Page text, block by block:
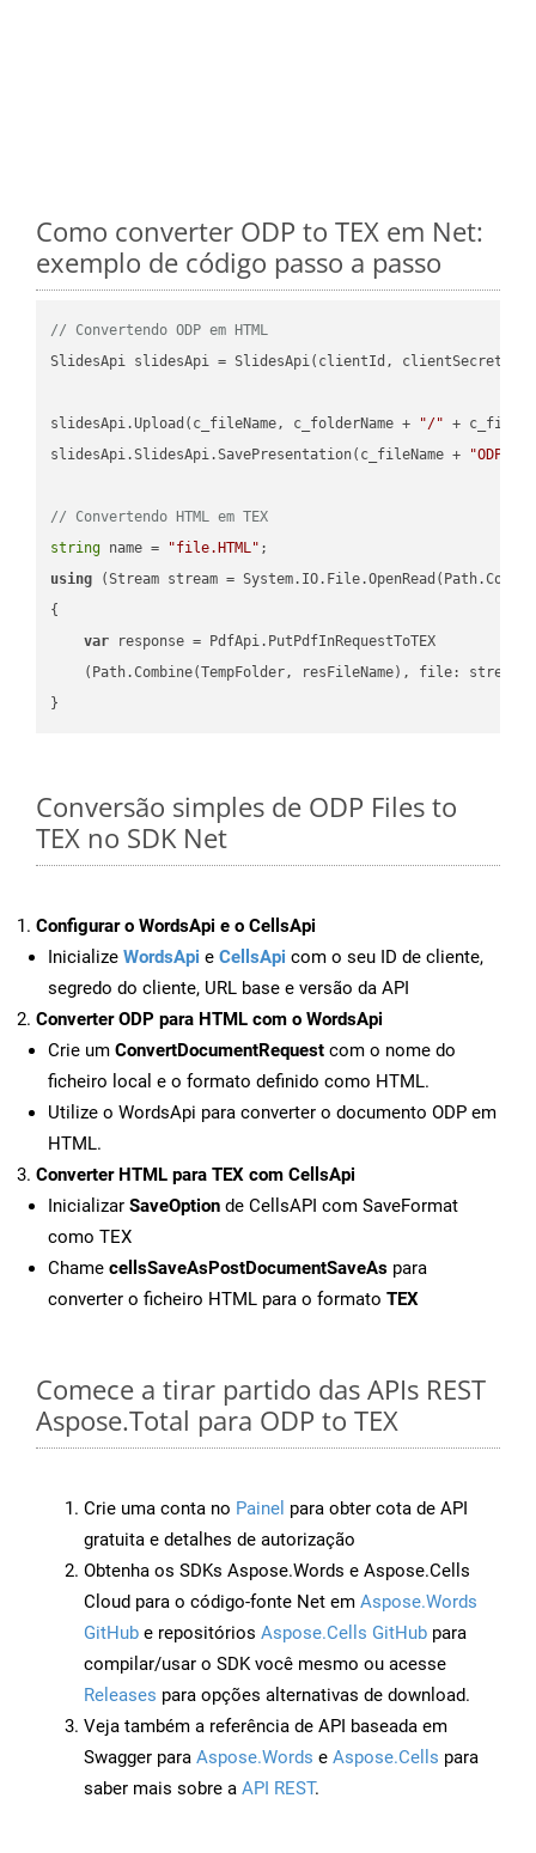
Como converter ODP to TEX em Net:
exemplo de código passo a passo
// Convertendo ODP em HTML
SlidesApi slidesApi = SlidesApi(clientId, clientSecret);
slidesApi.Upload(c_fileName, c_folderName + "/" +
slidesApi.SlidesApi.SavePresentation(c_fileName +
"ODP"
// Convertendo HTML em TEX
string name = "file.HTML"
using (Stream stream =
{
var response = PdfApi.PutPdfInRequestToTEX
    (Path.Combine(TempFolder, resFileName), file: stream);
Conversão simples de ODP Files to
TEX no SDK Net
Configurar o WordsApi e o CellsApi
Inicialize WordsApi e CellsApi com o seu ID de cliente,
segredo do cliente, URL base e versão da API
Converter ODP para HTML com o WordsApi
Crie um ConvertDocumentRequest com o nome do
ficheiro local e o formato definido como HTML.
Utilize o WordsApi para converter o documento ODP em
HTML.
Converter HTML para TEX com CellsApi
Inicializar SaveOption de CellsAPI com SaveFormat
como TEX
Chame cellsSaveAsPostDocumentSaveAs para
converter o ficheiro HTML para o formato TEX
Comece a tirar partido das APIs REST
Aspose.Total para ODP to TEX
Crie uma conta no Painel para obter cota de API
gratuita e detalhes de autorização
Obtenha os SDKs Aspose.Words e Aspose.Cells
Cloud para o código-fonte Net em Aspose.Words
GitHub e repositórios Aspose.Cells GitHub para
compilar/usar o SDK você mesmo ou acesse
Releases para opções alternativas de download.
Veja também a referência de API baseada em
Swagger para Aspose.Words e Aspose.Cells para
saber mais sobre a API REST.